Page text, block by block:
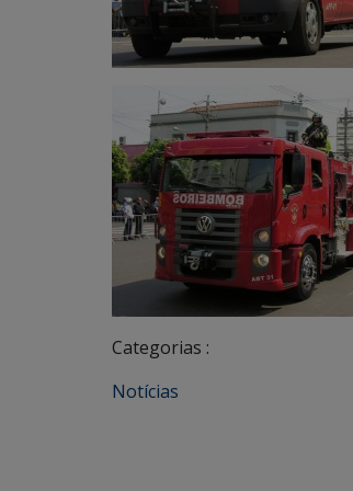
Categorias :
Notícias